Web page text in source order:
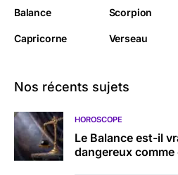
Balance Scorpion
Capricorne Verseau
Nos récents sujets
HOROSCOPE
Le Balance est-il
dangereux comme